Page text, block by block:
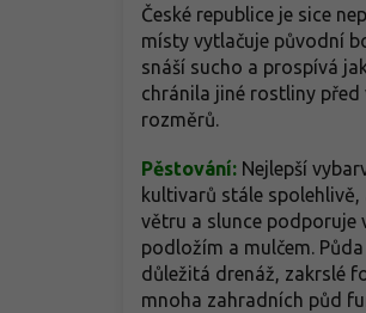
České republice je sice
místy vytlačuje původní
snáší sucho a prospívá
chránila jiné rostliny
rozměrů.
Pěstování: Nejlepší
kultivarů stále
větru a slunce podporuje
podložím a mulčem.
důležitá drenáž, zakrslé
mnoha zahradních půd